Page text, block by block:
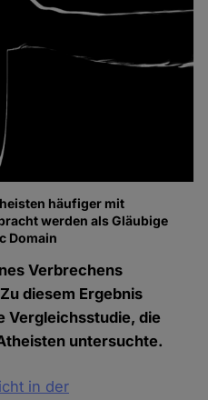
häufiger mit
werden als Gläubige
Domain
Verbrechens
diesem Ergebnis
Vergleichsstudie, die
untersuchte.
in der